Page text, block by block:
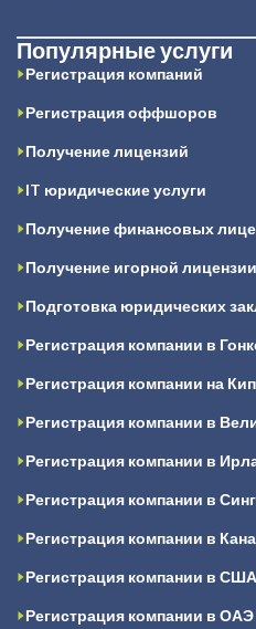
Популярные услуги
Регистрация компаний
Регистрация оффшоров
Получение лицензий
IT юридические услуги
Получение финансовых
Получение игорной лицензии
Подготовка юридических
Регистрация компании в
Регистрация компании на
Регистрация компании в
Регистрация компании в
Регистрация компании в
Регистрация компании в
Регистрация компании в США
Регистрация компании в ОАЭ